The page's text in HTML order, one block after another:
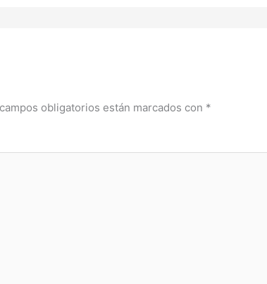
obligatorios están marcados con *